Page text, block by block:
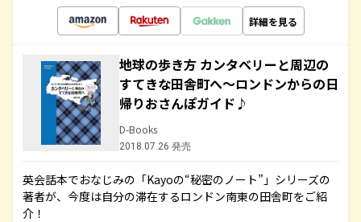
詳細を見る
地球の歩き方 カンタベリーと周辺の
すてきな田舎町へ～ロンドンからの日
帰りおさんぽガイド♪
D-Books
2018.07.26 発売
英会話本でおなじみの「Kayoの“秘密のノート”」シリーズの
著者が、今度は自分の滞在するロンドン南東の田舎町をご紹
介！